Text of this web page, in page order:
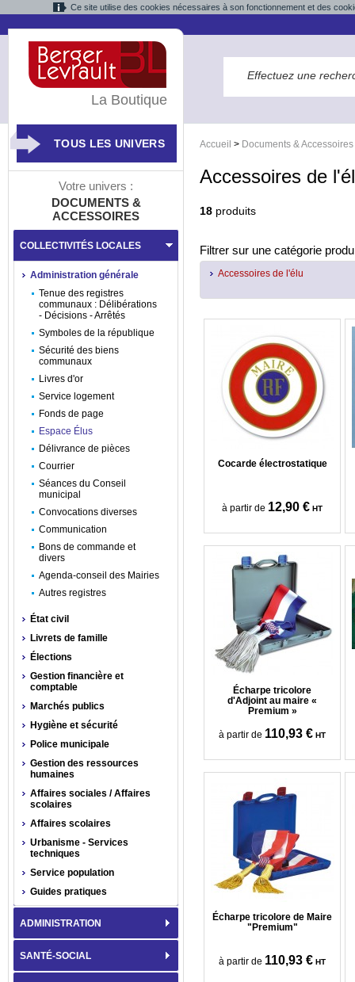
Ce site utilise des cookies nécessaires à son fonctionnement et des
Accueil > Documents & Accessoires
Accessoires de
18 produits
Filtrer sur une catégorie
Accessoires de l'élu
Cocarde électrostatique
à partir de 12,90 € HT
Écharpe tricolore
d'Adjoint au maire «
Premium »
à partir de 110,93 € HT
Écharpe tricolore de Maire
"Premium"
à partir de 110,93 € HT
La Boutique
TOUS LES UNIVERS
Votre univers :
DOCUMENTS &
ACCESSOIRES
COLLECTIVITÉS LOCALES
Administration générale
Tenue des registres
communaux : Délibérations
- Décisions - Arrêtés
Symboles de la république
Sécurité des biens
communaux
Livres d'or
Service logement
Fonds de page
Espace Élus
Délivrance de pièces
Courrier
Séances du Conseil
municipal
Convocations diverses
Communication
Bons de commande et
divers
Agenda-conseil des Mairies
Autres registres
État civil
Livrets de famille
Élections
Gestion financière et
comptable
Marchés publics
Hygiène et sécurité
Police municipale
Gestion des ressources
humaines
Affaires sociales / Affaires
scolaires
Affaires scolaires
Urbanisme - Services
techniques
Service population
Guides pratiques
ADMINISTRATION
SANTÉ-SOCIAL